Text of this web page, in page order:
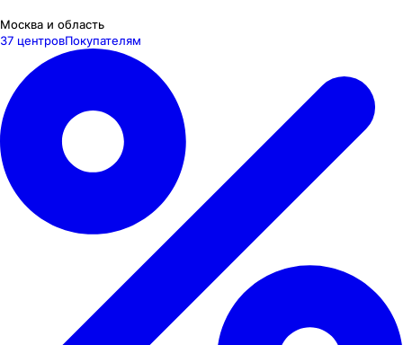
Москва и область
37 центровПокупателям